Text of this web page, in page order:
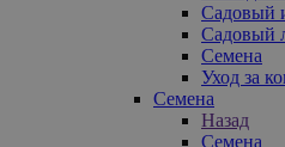
Садовый
Садовый
Семена
Уход за
Семена
Назад
Семена